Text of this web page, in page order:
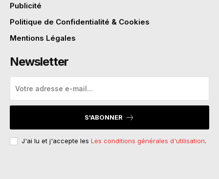
Publicité
Politique de Confidentialité & Cookies
Mentions Légales
Newsletter
S'ABONNER
J'ai lu et j'accepte les Les conditions générales d'utilisation.